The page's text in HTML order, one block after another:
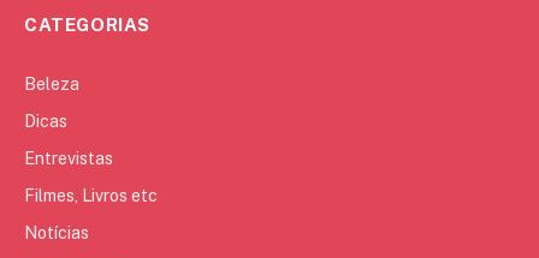
CATEGORIAS
Beleza
Dicas
Entrevistas
Filmes, Livros etc
Notícias